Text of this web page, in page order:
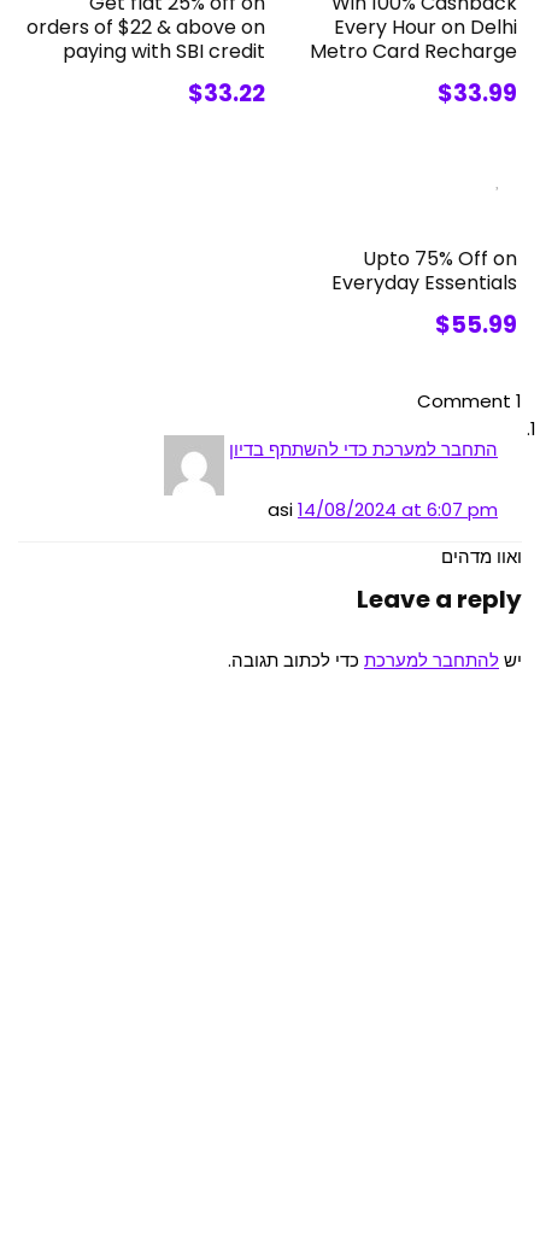
Every Hour on Delhi
Metro Card Recharge
$33.99
orders of $22 & above on
paying with SBI credit
$33.22
Upto 75% Off on
Everyday Essentials
$55.99
1 Comment
התחבר למערכת כדי להשתתף בדיון
asi14/08/2024 at 6:07 pm
ואוו מדהים
Leave a reply
ישלהתחבר למערכת כדי לכתוב תגובה.